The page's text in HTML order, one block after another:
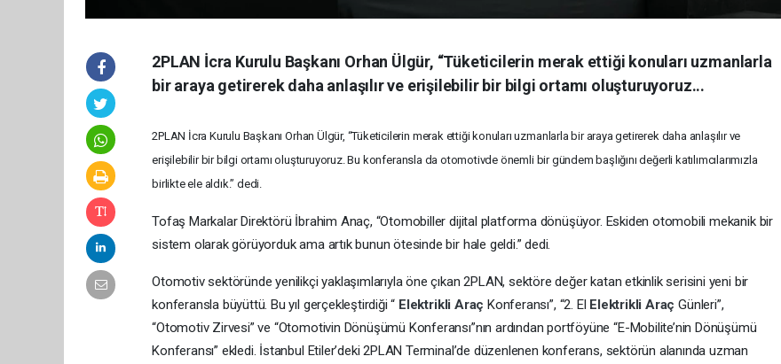
2PLAN İcra Kurulu Başkanı Orhan Ülgür, “Tüketicilerin merak ettiği konuları uzmanlarla
bir araya getirerek daha anlaşılır ve erişilebilir bir bilgi ortamı oluşturuyoruz...
2PLAN İcra Kurulu Başkanı Orhan Ülgür, “Tüketicilerin merak ettiği konuları uzmanlarla bir araya getirerek daha anlaşılır ve
erişilebilir bir bilgi ortamı oluşturuyoruz. Bu konferansla da otomotivde önemli bir gündem başlığını değerli katılımcılarımızla
birlikte ele aldık.” dedi.
Tofaş Markalar Direktörü İbrahim Anaç, “Otomobiller dijital platforma dönüşüyor. Eskiden otomobili mekanik bir
sistem olarak görüyorduk ama artık bunun ötesinde bir hale geldi.” dedi.
Otomotiv sektöründe yenilikçi yaklaşımlarıyla öne çıkan 2PLAN, sektöre değer katan etkinlik serisini yeni bir
konferansla büyüttü. Bu yıl gerçekleştirdiği “ Elektrikli Araç Konferansı”, “2. El Elektrikli AraçGünleri”,
“Otomotiv Zirvesi” ve “Otomotivin Dönüşümü Konferansı”nın ardından portföyüne “E-Mobilite’nin Dönüşümü
Konferansı” ekledi. İstanbul Etiler’deki 2PLAN Terminal’de düzenlenen konferans, sektörün alanında uzman